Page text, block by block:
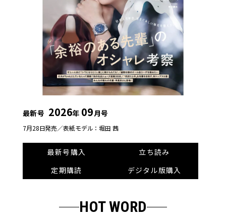
最新号 2026年 09月号
7月28日発売／表紙モデル：堀田 茜
最新号購入
立ち読み
定期購読
デジタル版購入
HOT WORD